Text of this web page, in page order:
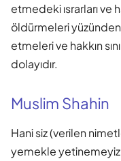
etmedeki ısrarları ve
öldürmeleri
etmeleri ve hakkın
dolayıdır.
Muslim Shahin
Hani siz (verilen
yemekle